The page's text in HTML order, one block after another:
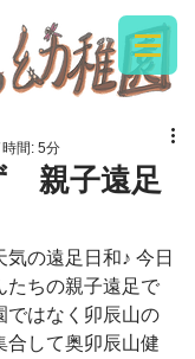
親子遠足
間: 5分
の遠足日和♪ 今日
たちの親子遠足で
ではなく卯辰山の
合して奥卯辰山健